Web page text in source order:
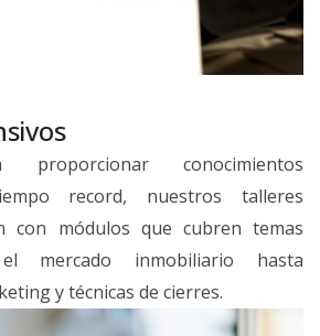
proporcionar conocimientos
record, nuestros talleres
con módulos que cubren temas
mercado inmobiliario hasta
y técnicas de cierres.